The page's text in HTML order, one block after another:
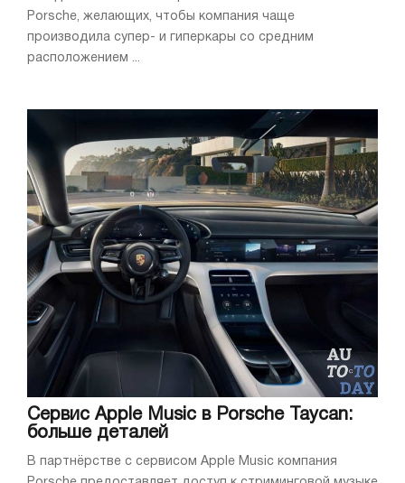
Porsche, желающих, чтобы компания чаще
производила супер- и гиперкары со средним
расположением ...
Сервис Apple Music в Porsche Taycan:
больше деталей
В партнёрстве с сервисом Apple Music компания